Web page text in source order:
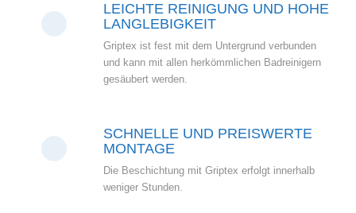
LEICHTE REINIGUNG UND HOHE
LANGLEBIGKEIT
Griptex ist fest mit dem Untergrund verbunden
und kann mit allen herkömmlichen Badreinigern
gesäubert werden.
SCHNELLE UND PREISWERTE
MONTAGE
Die Beschichtung mit Griptex erfolgt innerhalb
weniger Stunden.